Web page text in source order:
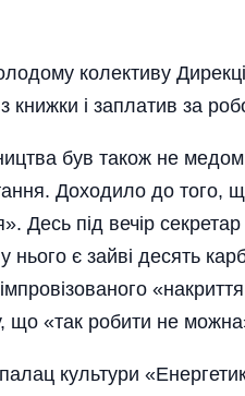
колективу
книжки і заплатив за
був також не
Доходило до того,
Десь під вечір
є зайві десять
що «так робити не
культури